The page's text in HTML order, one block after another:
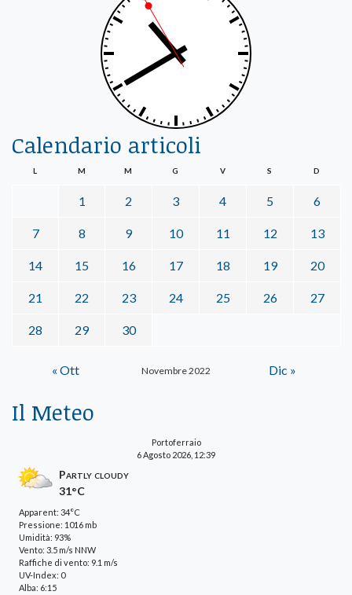
Calendario articoli
Novembre 2022
L M M G V S D
1 2 3 4 5 6
7 8 9 10 11 12 13
14 15 16 17 18 19 20
21 22 23 24 25 26 27
28 29 30
« Ott Dic »
Il Meteo
Portoferraio
6 Agosto 2026, 12:39
Partly cloudy
31°C
Apparent: 34°C
Pressione: 1016 mb
Umidità: 93%
Vento: 3.5 m/s NNW
Raffiche di vento: 9.1 m/s
UV-Index: 0
Alba: 6:15